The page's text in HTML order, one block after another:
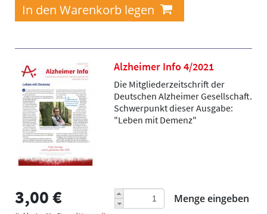
Alzheimer Info 4/2021
Die Mitgliederzeitschrift der
Deutschen Alzheimer Gesellschaft.
Schwerpunkt dieser Ausgabe:
"Leben mit Demenz"
3,00 € Menge eingeben